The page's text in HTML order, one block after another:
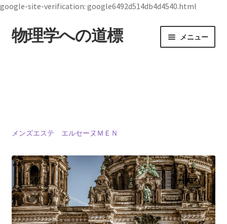
google-site-verification: google6492d514db4d4540.html
ナ
ビ
ス
ッ
プ
コ
ン
ッ
物理学への道標 メニュー
【1928年7月28日 ～1990年10月1日】— 量子世界
の常識を問い直した理論物理学者 —
デモクリトス
メンズエステ エルセーヌＭＥＮ